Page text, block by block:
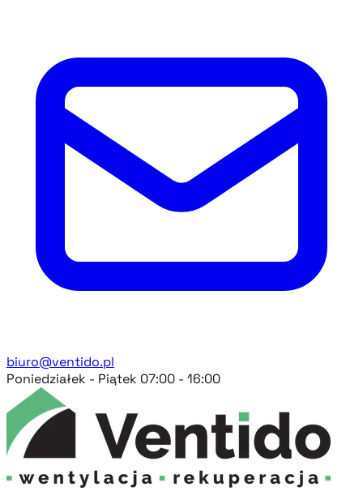
biuro@ventido.pl
Poniedziałek - Piątek 07:00 - 16:00